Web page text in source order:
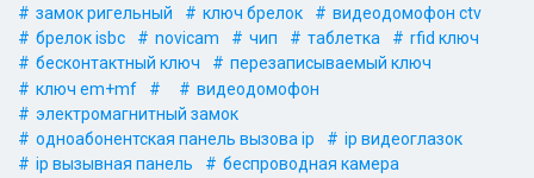
замок ригельный
ключ брелок
видеодомофон сtv
брелок isbc
novicam чип таблетка
rfid ключ
бесконтактный ключ
перезаписываемый ключ
ключ em+mf
видеодомофон
электромагнитный замок
одноабонентская панель вызова ip
ip видеоглазок
ip вызывная панель
беспроводная камера